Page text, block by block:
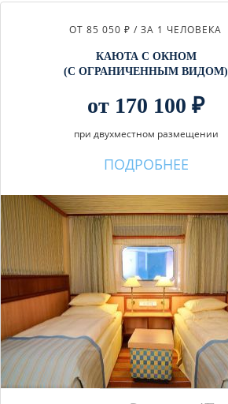
ОТ 85 050 ₽ / ЗА 1 ЧЕЛОВЕКА
КАЮТА С ОКНОМ
(С ОГРАНИЧЕННЫМ ВИДОМ)
от 170 100 ₽
при двухместном размещении
ПОДРОБНЕЕ